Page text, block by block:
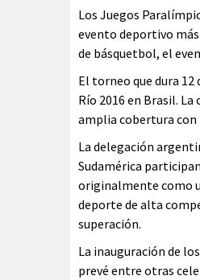
Los Juegos
evento deportivo más
de básquetbol, el
El torneo que dura
Río 2016 en Brasil.
amplia cobertura
La delegación
Sudamérica
originalmente como
deporte de alta
superación.
La inauguración de
prevé entre otras